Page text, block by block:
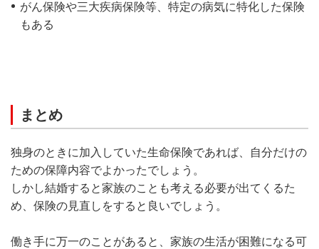
がん保険や三大疾病保険等、特定の病気に特化した保険
もある
まとめ
独身のときに加入していた生命保険であれば、自分だけの
ための保障内容でよかったでしょう。
しかし結婚すると家族のことも考える必要が出てくるた
め、保険の見直しをすると良いでしょう。
働き手に万一のことがあると、家族の生活が困難になる可